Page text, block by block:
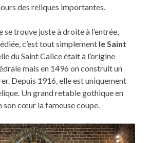
des reliques importantes.
trouve juste à droite à l’entrée,
c’est tout simplement le Saint
du Saint Calice était à l’origine
mais en 1496 on construit un
Depuis 1916, elle est uniquement
Un grand retable gothique en
cœur la fameuse coupe.